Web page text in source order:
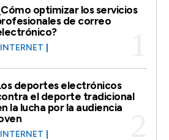
optimizar los servicios
de correo
INTERNET
deportes electrónicos
el deporte tradicional
la lucha por la audiencia
INTERNET